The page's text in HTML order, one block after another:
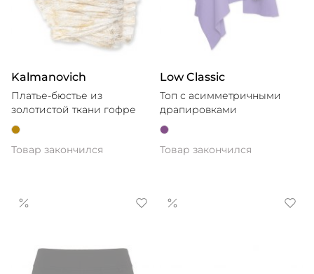
Kalmanovich
Платье-бюстье из
золотистой ткани гофре
Товар закончился
Low Classic
Топ с асимметричными
драпировками
Товар закончился